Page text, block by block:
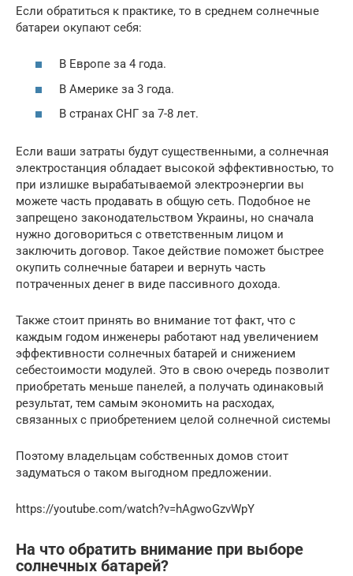
Если обратиться к практике, то в среднем солнечные
батареи окупают себя:
В Европе за 4 года.
В Америке за 3 года.
В странах СНГ за 7-8 лет.
Если ваши затраты будут существенными, а солнечная
электростанция обладает высокой эффективностью, то
при излишке вырабатываемой электроэнергии вы
можете часть продавать в общую сеть. Подобное не
запрещено законодательством Украины, но сначала
нужно договориться с ответственным лицом и
заключить договор. Такое действие поможет быстрее
окупить солнечные батареи и вернуть часть
потраченных денег в виде пассивного дохода.
Также стоит принять во внимание тот факт, что с
каждым годом инженеры работают над увеличением
эффективности солнечных батарей и снижением
себестоимости модулей. Это в свою очередь позволит
приобретать меньше панелей, а получать одинаковый
результат, тем самым экономить на расходах,
связанных с приобретением целой солнечной системы
Поэтому владельцам собственных домов стоит
задуматься о таком выгодном предложении.
https://youtube.com/watch?v=hAgwoGzvWpY
На что обратить внимание при выборе
солнечных батарей?